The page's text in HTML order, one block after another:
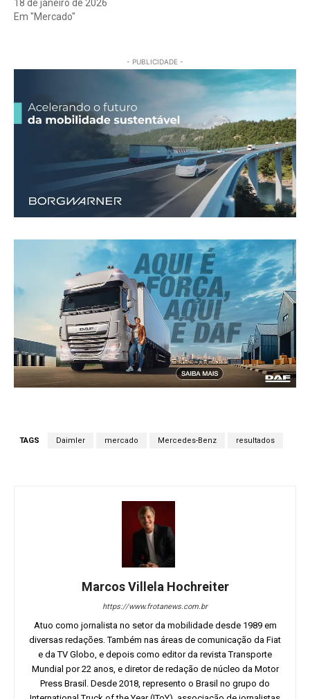
18 de janeiro de 2026
Em "Mercado"
- PUBLICIDADE -
TAGS Daimler mercado Mercedes-Benz resultados
Marcos Villela Hochreiter
https://www.frotanews.com.br
Atuo como jornalista no setor da mobilidade desde 1989 em
diversas redações. Também nas áreas de comunicação da Fiat
e da TV Globo, e depois como editor da revista Transporte
Mundial por 22 anos, e diretor de redação de núcleo da Motor
Press Brasil. Desde 2018, represento o Brasil no grupo do